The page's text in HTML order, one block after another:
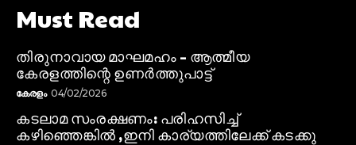
Must Read
തിരുനാവായ മാഘമഹം – ആത്മീയ
കേരളത്തിന്റെ ഉണർത്തുപാട്ട്
കേരളം 04/02/2026
കടലാമ സംരക്ഷണം: പരിഹസിച്ച്
കഴിഞ്ഞെങ്കിൽ ,ഇനി കാര്യത്തിലേക്ക് കടക്കു